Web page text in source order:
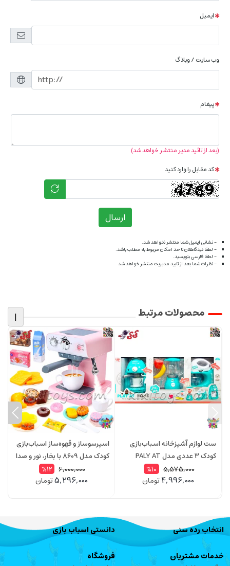
ایمیل
وب سایت / وبلاگ
پیغام
(بعد از تائید مدیر منتشر خواهد شد)
کد مقابل را وارد کنید
ارسال
- نشانی ایمیل شما منتشر نخواهد شد.
- لطفا دیدگاهتان تا حد امکان مربوط به مطلب باشد.
- لطفا فارسی بنویسید.
- نظرات شما بعد از تایید مدیریت منتشر خواهد شد
محصولات مرتبط |
ست لوازم آشپزخانه اسباب‌بازی
کودک 3 عددی مدل PALY AT
HOME 2578 – قهوه ساز، همزن و
مخلوط‌کن
5,575,000
%10
4,996,000تومان
اسپرسوساز و قهوه‌ساز اسباب‌بازی
کودک مدل 8609 با بخار، نور و صدا
| ست آشپزخانه و دسر بازی واقعی
6,000,000
%12
5,296,000تومان
انتخاب رده سنی دانستی اسباب بازی
خدمات مشتریان فروشگاه